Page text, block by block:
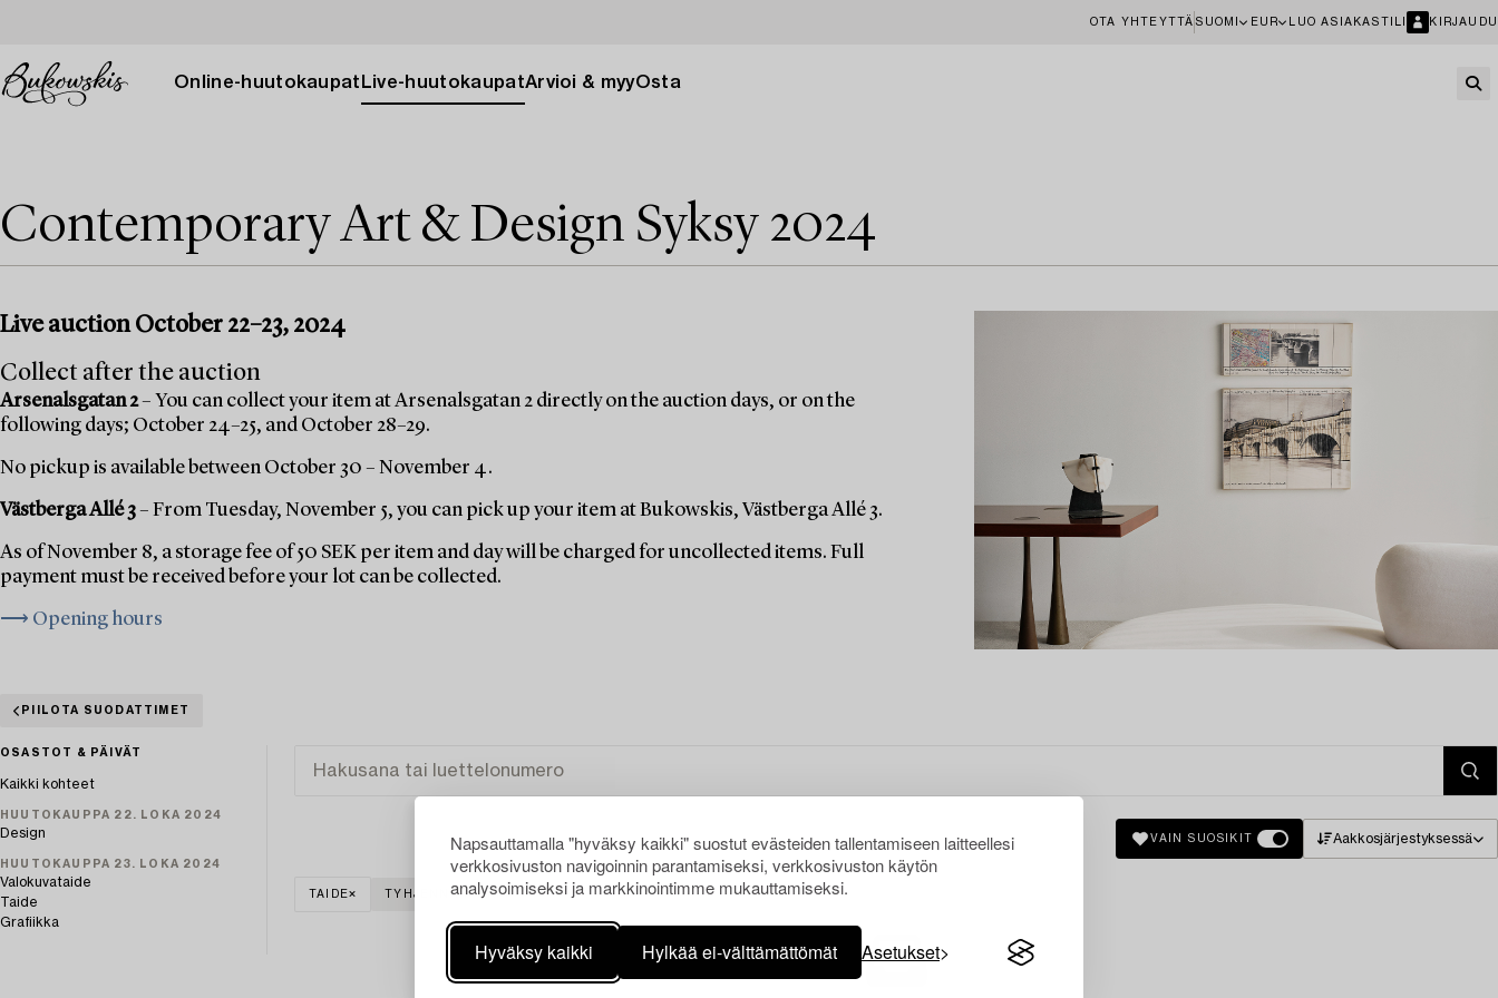
Napsauttamalla "hyväksy kaikki" suostut evästeiden tallentamiseen laitteellesi
verkkosivuston navigoinnin parantamiseksi, verkkosivuston käytön
analysoimiseksi ja markkinointimme mukauttamiseksi.
Hyväksy kaikki Hylkää ei-välttämättömät Asetukset
OTA YHTEYTTÄ SUOMI EUR LUO ASIAKASTILI KIRJAUDU
Online-huutokaupat Live-huutokaupatArvioi & myyOsta
Contemporary Art & Design Syksy 2024
Live auction October 22–23, 2024
Collect after the auction
Arsenalsgatan 2– You can collect your item at Arsenalsgatan 2 directly on the auction days, or on the
following days; October 24–25, and October 28–29.
No pickup is available between October 30 – November 4.
Västberga Allé 3– From Tuesday, November 5, you can pick up your item at Bukowskis, Västberga Allé 3.
As of November 8, a storage fee of 50 SEK per item and day will be charged for uncollected items. Full
payment must be received before your lot can be collected.
⟶ Opening hours
PIILOTA SUODATTIMET
OSASTOT & PÄIVÄT
Kaikki kohteet
HUUTOKAUPPA 22. LOKA 2024
Design
HUUTOKAUPPA 23. LOKA 2024
Valokuvataide
Taide
Grafiikka
VAIN SUOSIKIT Aakkosjärjestyksessä
TAIDE TYHJENNÄ KAIKKI